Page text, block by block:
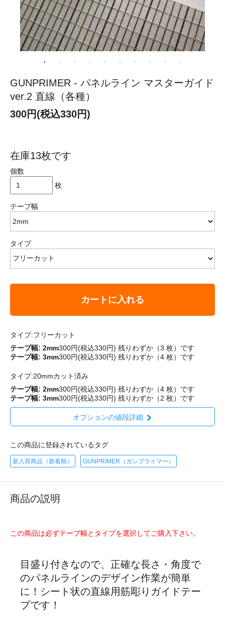
GUNPRIMER - パネルライン マスターガイド
ver.2 直線（各種）
300円(税込330円)
在庫13枚です
個数
枚
テープ幅
タイプ
カートに入れる
タイプ:フリーカット
テープ幅: 2mm300円(税込330円) 残りわずか（3 枚）です
テープ幅: 3mm300円(税込330円) 残りわずか（4 枚）です
タイプ:20mmカット済み
テープ幅: 2mm300円(税込330円) 残りわずか（4 枚）です
テープ幅: 3mm300円(税込330円) 残りわずか（2 枚）です
オプションの値段詳細
この商品に登録されているタグ
新入荷商品（新着順） GUNPRIMER（ガンプライマー）
商品の説明
この商品は必ずテープ幅とタイプを選択してご購入下さい。
目盛り付きなので、正確な長さ・角度で
のパネルラインのデザイン作業が簡単
に！シート状の直線用筋彫りガイドテー
プです！